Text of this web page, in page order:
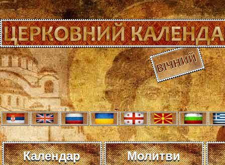
Календар Молитви